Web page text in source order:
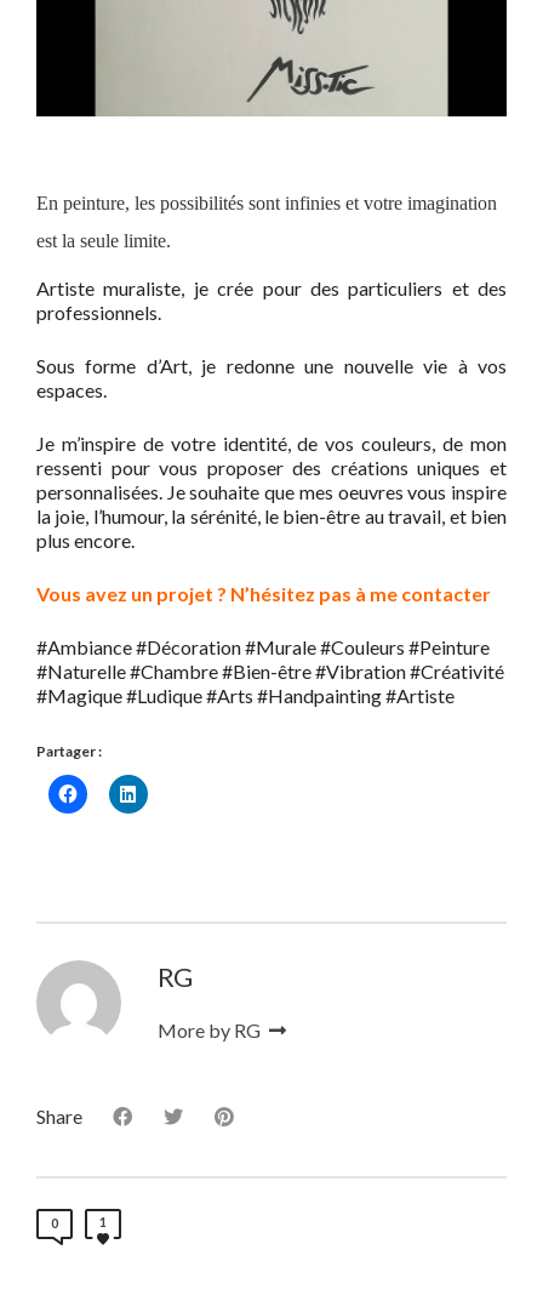
En peinture, les possibilités sont infinies et votre imagination
est la seule limite.
Artiste muraliste, je crée pour des particuliers et des
professionnels.
Sous forme d’Art, je redonne une nouvelle vie à vos
espaces.
Je m’inspire de votre identité, de vos couleurs, de mon
ressenti pour vous proposer des créations uniques et
personnalisées. Je souhaite que mes oeuvres vous inspire
la joie, l’humour, la sérénité, le bien-être au travail, et bien
plus encore.
Vous avez un projet ? N’hésitez pas à me contacter
#Ambiance #Décoration #Murale #Couleurs #Peinture
#Naturelle #Chambre #Bien-être #Vibration #Créativité
#Magique #Ludique #Arts #Handpainting #Artiste
Partager :
RG
More by RG
Share
0 1